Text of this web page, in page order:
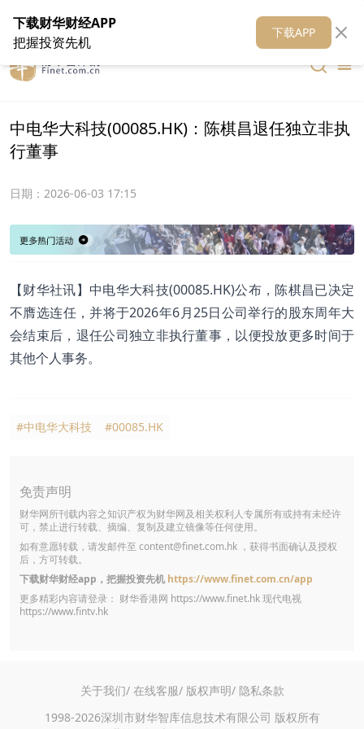
在线客服 关于我们 财华媒体矩阵 财华智库
中电华大科技(00085.HK)：陈棋昌退任独立非执
行董事
日期： 2026-06-03 17:15
【财华社讯】中电华大科技(00085.HK)公布，陈棋昌已决定
不膺选连任，并将于2026年6月25日公司举行的股东周年大
会结束后，退任公司独立非执行董事，以便投放更多时间于
其他个人事务。
#中电华大科技 #00085.HK
免责声明
财华网所刊载内容之知识产权为财华网及相关权利人专属所有或持有未经许
可，禁止进行转载、摘编、复制及建立镜像等任何使用。
如有意愿转载，请发邮件至 content@finet.com.hk ，获得书面确认及授权
后，方可转载。
下载财华财经app，把握投资先机 https://www.finet.com.cn/app
更多精彩内容请登录： 财华香港网 https://www.finet.hk现代电视
https://www.fintv.hk
关于我们/ 在线客服/ 版权声明/ 隐私条款
1998-2026深圳市财华智库信息技术有限公司 版权所有
下载财华财经APP
把握投资先机
下载APP